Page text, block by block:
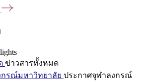
ข่าวสารทั้งหมด
กรณ์มหาวิทยาลัย ประกาศจุฬาลงกรณ์